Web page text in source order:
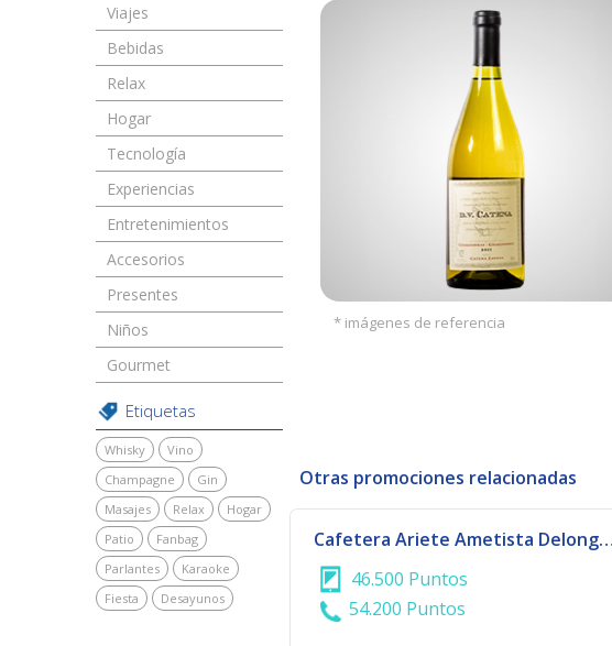
Viajes
Bebidas
Relax
Hogar
Tecnología
Experiencias
Entretenimientos
Accesorios
Presentes
Niños
Gourmet
Etiquetas
Whisky
Vino
Champagne
Gin
Masajes
Relax
Hogar
Patio
Fanbag
Parlantes
Karaoke
Fiesta
Desayunos
* imágenes de referencia
Otras promociones relacionadas
Cafetera Ariete Ametista Delonghi | 929/919
46.500 Puntos
54.200 Puntos